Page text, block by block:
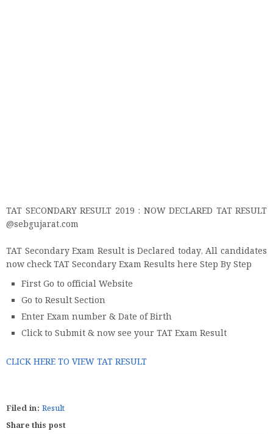
TAT SECONDARY RESULT 2019 : NOW DECLARED TAT RESULT
@sebgujarat.com
TAT Secondary Exam Result is Declared today, All candidates
now check TAT Secondary Exam Results here Step By Step
First Go to official Website
Go to Result Section
Enter Exam number & Date of Birth
Click to Submit & now see your TAT Exam Result
CLICK HERE TO VIEW TAT RESULT
Filed in: Result
Share this post